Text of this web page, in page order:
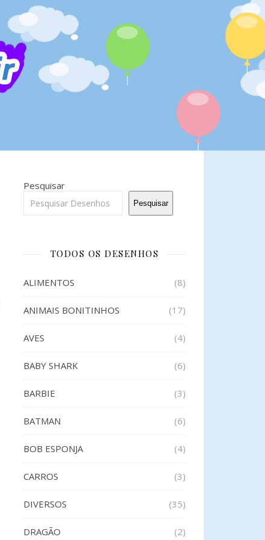
Pesquisar
Pesquisar
TODOS OS DESENHOS
ALIMENTOS (8)
ANIMAIS BONITINHOS (17)
AVES (4)
BABY SHARK (6)
BARBIE (3)
BATMAN (6)
BOB ESPONJA (4)
CARROS (3)
DIVERSOS (35)
DRAGÃO (2)